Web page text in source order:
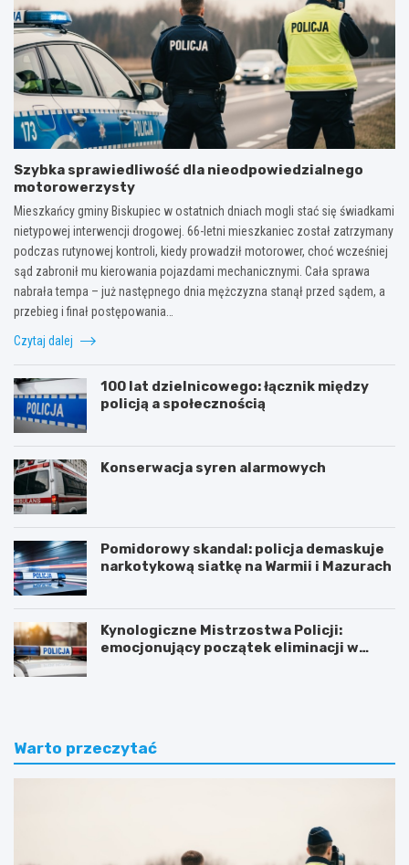
Szybka sprawiedliwość dla nieodpowiedzialnego
motorowerzysty
Mieszkańcy gminy Biskupiec w ostatnich dniach mogli stać się świadkami
nietypowej interwencji drogowej. 66-letni mieszkaniec został zatrzymany
podczas rutynowej kontroli, kiedy prowadził motorower, choć wcześniej
sąd zabronił mu kierowania pojazdami mechanicznymi. Cała sprawa
nabrała tempa – już następnego dnia mężczyzna stanął przed sądem, a
przebieg i finał postępowania…
Czytaj dalej
100 lat dzielnicowego: łącznik między
policją a społecznością
Konserwacja syren alarmowych
Pomidorowy skandal: policja demaskuje
narkotykową siatkę na Warmii i Mazurach
Kynologiczne Mistrzostwa Policji:
emocjonujący początek eliminacji w
Warto przeczytać